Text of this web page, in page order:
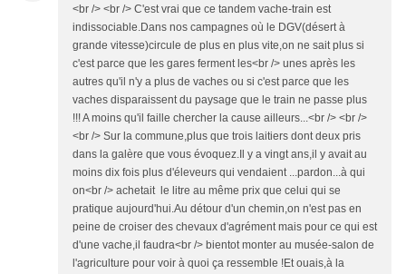
<br /> <br /> C'est vrai que ce tandem vache-train est
indissociable.Dans nos campagnes où le DGV(désert à
grande vitesse)circule de plus en plus vite,on ne sait plus si
c'est parce que les gares ferment les<br /> unes après les
autres qu'il n'y a plus de vaches ou si c'est parce que les
vaches disparaissent du paysage que le train ne passe plus
!!! A moins qu'il faille chercher la cause ailleurs...<br /> <br />
<br /> Sur la commune,plus que trois laitiers dont deux pris
dans la galère que vous évoquez.Il y a vingt ans,il y avait au
moins dix fois plus d'éleveurs qui vendaient ...pardon...à qui
on<br /> achetait le litre au même prix que celui qui se
pratique aujourd'hui.Au détour d'un chemin,on n'est pas en
peine de croiser des chevaux d'agrément mais pour ce qui est
d'une vache,il faudra<br /> bientot monter au musée-salon de
l'agriculture pour voir à quoi ça ressemble !Et ouais,à la